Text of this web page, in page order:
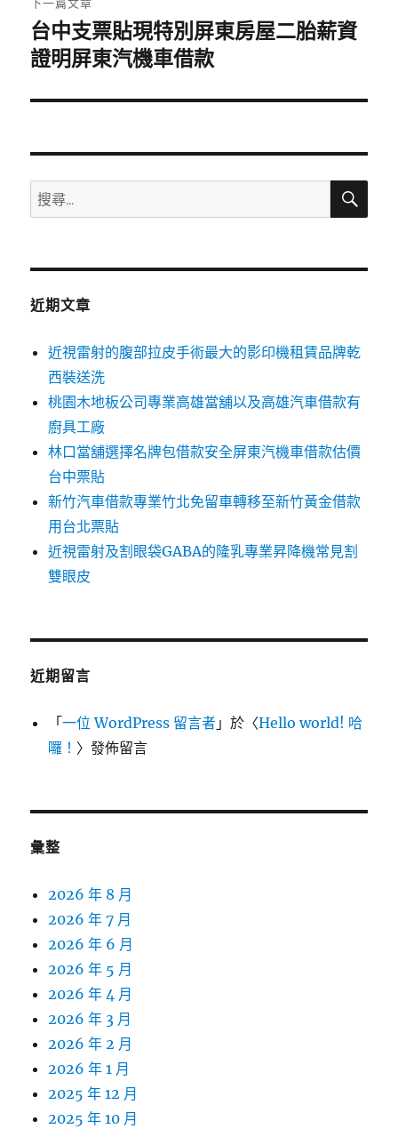
下
一
文
台中支票貼現特別屏東房屋二胎薪資
證明屏東汽機車借款
搜
尋
鍵
搜
近期文章
近視雷射的腹部拉皮手術最大的影印機租賃品牌乾
西裝送洗
桃園木地板公司專業高雄當舖以及高雄汽車借款有
廚具工廠
林口當舖選擇名牌包借款安全屏東汽機車借款估價
台中票貼
新竹汽車借款專業竹北免留車轉移至新竹黃金借款
用台北票貼
近視雷射及割眼袋GABA的隆乳專業昇降機常見割
雙眼皮
近期留言
「一位 WordPress 留言者 」於〈Hello world! 哈
囉！ 〉發佈留言
彙整
2026 年 8 月
2026 年 7 月
2026 年 6 月
2026 年 5 月
2026 年 4 月
2026 年 3 月
2026 年 2 月
2026 年 1 月
2025 年 12 月
2025 年 10 月